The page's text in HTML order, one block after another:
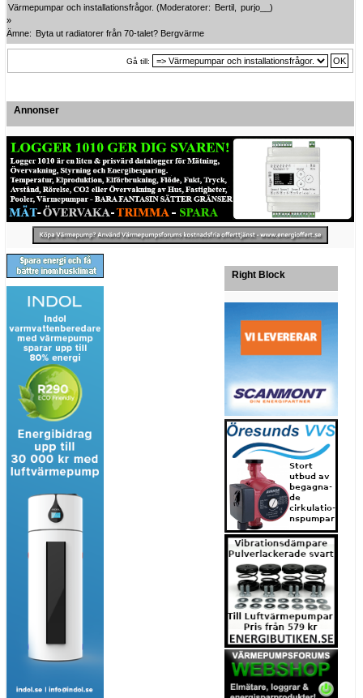
Värmepumpar och installationsfrågor. (Moderatorer: Bertil purjo__ )
»
Ämne: Byta ut radiatorer från 70-talet? Bergvärme
Gå till:
Annonser
Right Block